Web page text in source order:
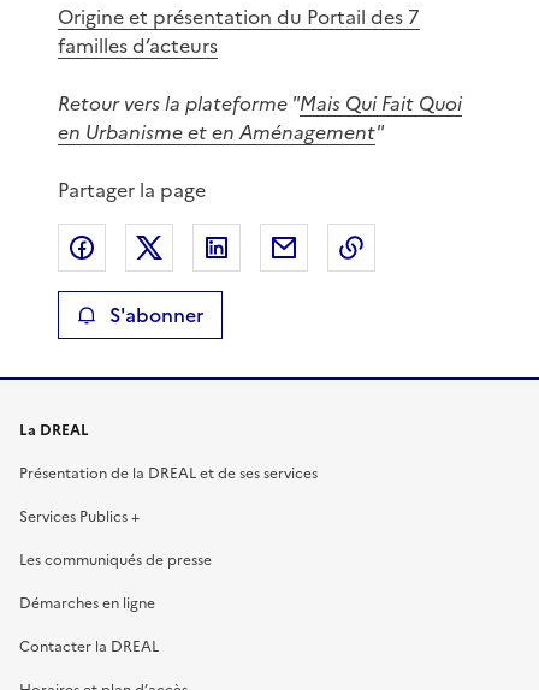
Origine et présentation du Portail des 7
familles d’acteurs
Retour vers la plateforme "Mais Qui Fait Quoi
en Urbanisme et en Aménagement"
Partager la page
Partager sur Facebook
Partager sur XPartager sur LinkedIn
Partager par email
S'abonner
La DREAL
Présentation de la DREAL et de ses services
Services Publics +
Les communiqués de presse
Démarches en ligne
Contacter la DREAL